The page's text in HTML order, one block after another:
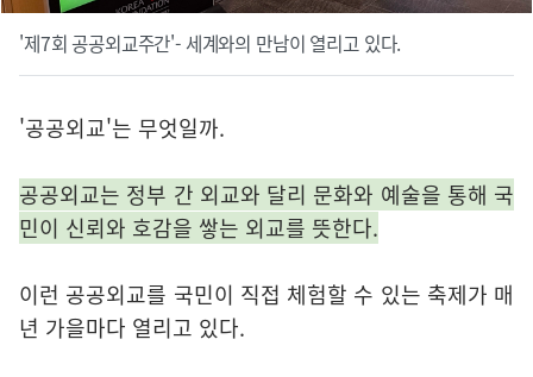
'제7회 공공외교주간'- 세계와의 만남이 열리고 있다.
'공공외교'는 무엇일까.
공공외교는 정부 간 외교와 달리 문화와 예술을 통해 국
민이 신뢰와 호감을 쌓는 외교를 뜻한다.
이런 공공외교를 국민이 직접 체험할 수 있는 축제가 매
년 가을마다 열리고 있다.